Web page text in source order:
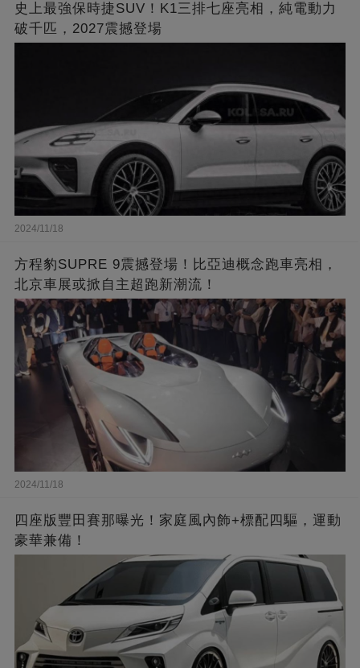
史上最強保時捷SUV！K1三排七座亮相，純電動力
破千匹，2027震撼登場
2024/11/18
方程豹SUPRE 9震撼登場！比亞迪概念跑車亮相，
北京車展或掀自主超跑新潮流！
2024/11/18
四座版豐田賽那曝光！家庭風內飾+標配四驅，運動
豪華兼備！